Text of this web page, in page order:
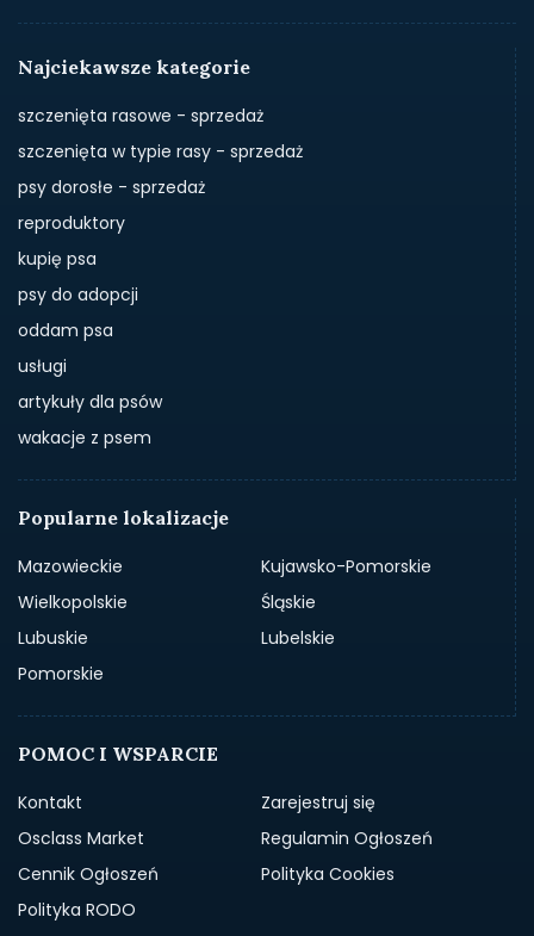
Najciekawsze kategorie
szczenięta rasowe - sprzedaż
szczenięta w typie rasy - sprzedaż
psy dorosłe - sprzedaż
reproduktory
kupię psa
psy do adopcji
oddam psa
usługi
artykuły dla psów
wakacje z psem
Popularne lokalizacje
Mazowieckie
Kujawsko-Pomorskie
Wielkopolskie
Śląskie
Lubuskie
Lubelskie
Pomorskie
POMOC I WSPARCIE
Kontakt
Zarejestruj się
Osclass Market
Regulamin Ogłoszeń
Cennik Ogłoszeń
Polityka Cookies
Polityka RODO